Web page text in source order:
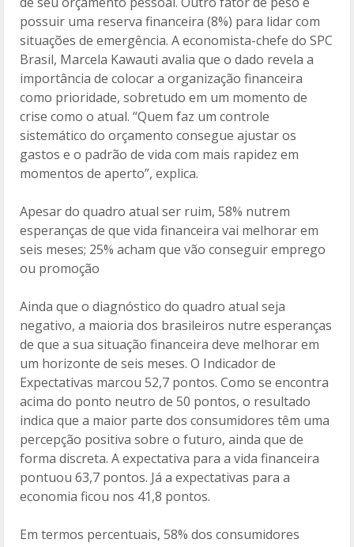
possuir uma reserva financeira (8%) para lidar com
situações de emergência. A economista-chefe do SPC
Brasil, Marcela Kawauti avalia que o dado revela a
importância de colocar a organização financeira
como prioridade, sobretudo em um momento de
crise como o atual. “Quem faz um controle
sistemático do orçamento consegue ajustar os
gastos e o padrão de vida com mais rapidez em
momentos de aperto”, explica.
Apesar do quadro atual ser ruim, 58% nutrem
esperanças de que vida financeira vai melhorar em
seis meses; 25% acham que vão conseguir emprego
ou promoção
Ainda que o diagnóstico do quadro atual seja
negativo, a maioria dos brasileiros nutre esperanças
de que a sua situação financeira deve melhorar em
um horizonte de seis meses. O Indicador de
Expectativas marcou 52,7 pontos. Como se encontra
acima do ponto neutro de 50 pontos, o resultado
indica que a maior parte dos consumidores têm uma
percepção positiva sobre o futuro, ainda que de
forma discreta. A expectativa para a vida financeira
pontuou 63,7 pontos. Já a expectativas para a
economia ficou nos 41,8 pontos.
Em termos percentuais, 58% dos consumidores